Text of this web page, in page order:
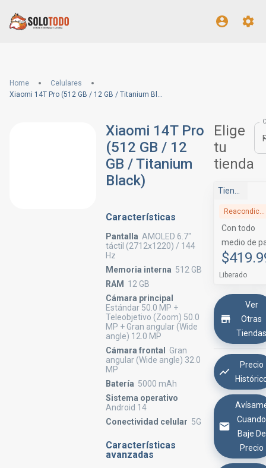
Home
Celulares
Xiaomi 14T Pro (512 GB / 12 GB / Titanium Black)
Xiaomi 14T Pro
(512 GB / 12
GB / Titanium
Black)
Características
Pantalla AMOLED 6.7"
táctil (2712x1220) / 144
Hz
Memoria interna 512 GB
RAM
12 GB
Cámara principal
Estándar 50.0 MP +
Teleobjetivo (Zoom) 50.0
MP + Gran angular (Wide
angle) 12.0 MP
Cámara frontal
Gran
angular (Wide angle) 32.0
MP
Batería 5000 mAh
Sistema operativo
Android 14
Conectividad celular 5G
Características
avanzadas
Elige
tu
tienda
Tienda Movistar
Reacondicionado
Con todo
medio de
Liberado
Ver
Otras
Precio
Cuando
Baje De
Precio